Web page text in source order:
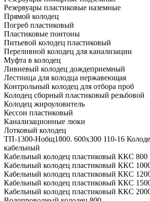
Резервуары пластиковые наземные
Прямой колодец
Погреб пластиковый
Пластиковые понтоны
Питьевой колодец пластиковый
Переливной колодец для канализации
Муфта в колодец
Ливневый колодец дождеприемный
Лестница для колодца нержавеющая
Контрольный колодец для отбора проб
Колодец сборный пластиковый резьбовой
Колодец жироуловитель
Кессон пластиковый
Канализационные люки
Лотковый колодец
ТП-1300-Hобщ1800. 600х300 110-16
кабельный
Кабельный колодец пластиковый ККС 800
Кабельный колодец пластиковый ККС
Кабельный колодец пластиковый ККС
Кабельный колодец пластиковый ККС
Кабельный колодец пластиковый ККС